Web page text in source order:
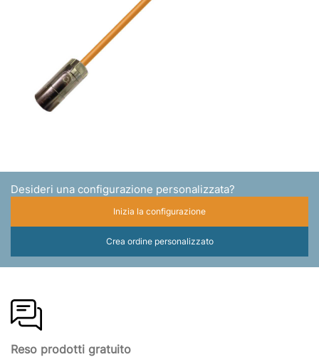
Desideri una configurazione personalizzata?
Inizia la configurazione
Crea ordine personalizzato
Reso prodotti gratuito